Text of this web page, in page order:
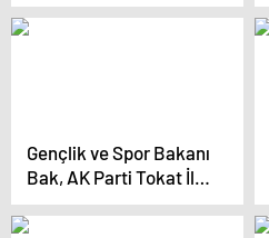
Gençlik ve Spor Bakanı
Bak, AK Parti Tokat İl
Kongresi’nde konuştu
Açıklaması